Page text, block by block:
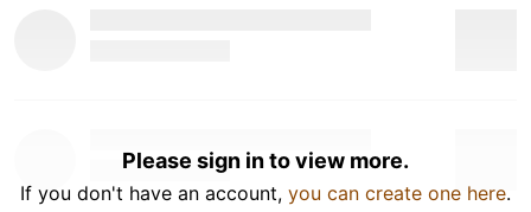
Please sign in to view more.
If you don't have an account, you can create one here.